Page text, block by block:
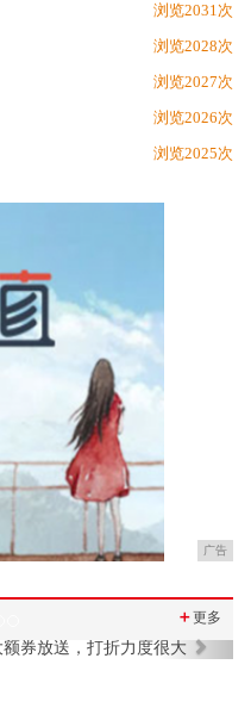
浏览2031次
浏览2028次
浏览2027次
浏览2026次
浏览2025次
广告
＋更多
Next